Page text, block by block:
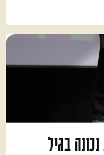
נכונה בגיל